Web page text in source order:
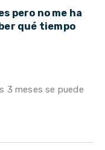
pero no me ha
qué tiempo
3 meses se puede